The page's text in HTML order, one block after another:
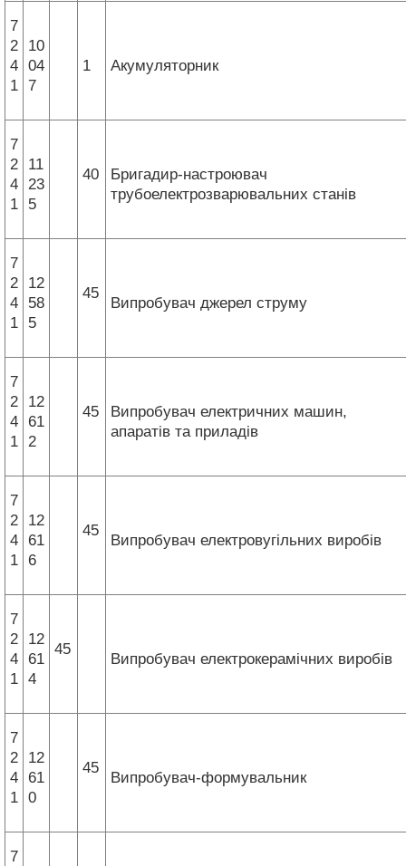
7
2
4
1
10
04
7
1 Акумуляторник
7
2
4
1
11
23
5
40
Бригадир-настроювач
трубоелектрозварювальних станів
7
2
4
1
12
58
5
45
Випробувач джерел струму
7
2
4
1
12
61
2
45
Випробувач електричних машин,
апаратів та приладів
7
2
4
1
12
61
6
45
Випробувач електровугільних виробів
7
2
4
1
12
61
4
45
Випробувач електрокерамічних виробів
7
2
4
1
12
61
0
45
Випробувач-формувальник
7